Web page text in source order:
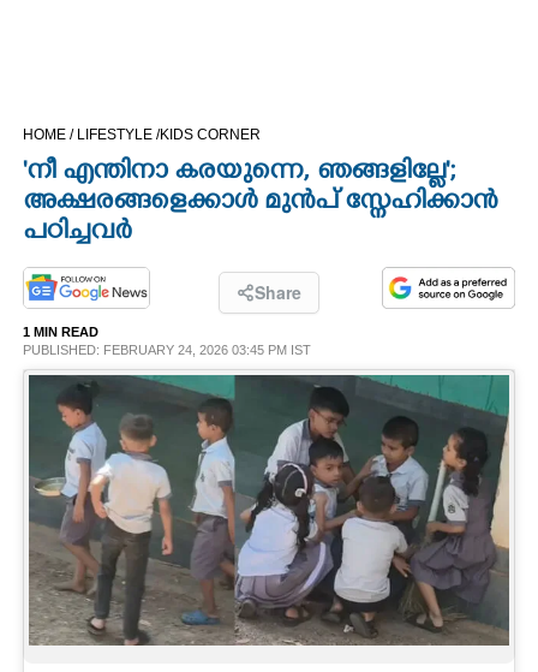
OPINION
PHOTOS
LIFESTYLE
SPIRITUAL
INFO+
ART
ASTRO
HOME / LIFESTYLE /KIDS CORNER
'നീ എന്തിനാ കരയുന്നെ, ഞങ്ങളില്ലേ';
അക്ഷരങ്ങളെക്കാൾ മുൻപ് സ്നേഹിക്കാൻ
പഠിച്ചവർ
Share
1 MIN READ
PUBLISHED: FEBRUARY 24, 2026 03:45 PM IST